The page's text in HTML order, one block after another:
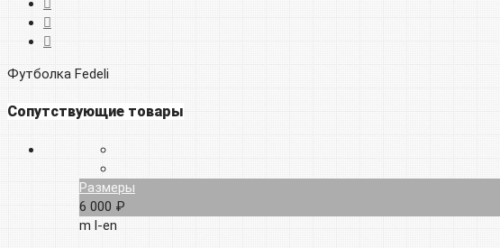
Футболка Fedeli
Сопутствующие товары
Размеры
6 000 ₽
m l-en